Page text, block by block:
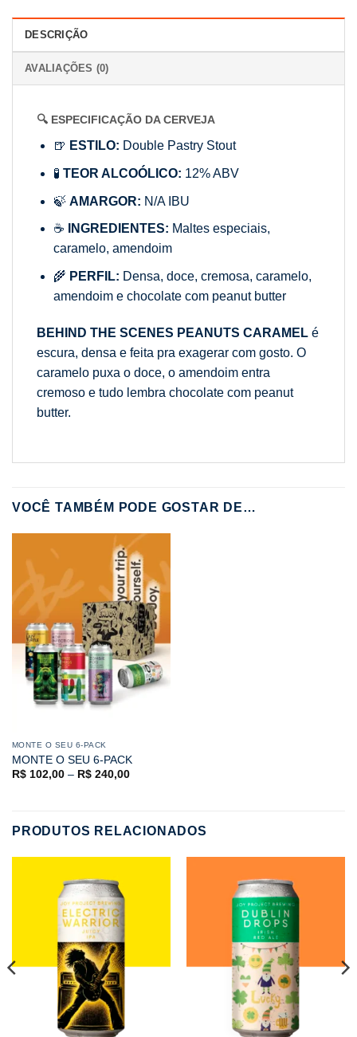
DESCRIÇÃO
AVALIAÇÕES (0)
🔍 ESPECIFICAÇÃO DA CERVEJA
🍺 ESTILO: Double Pastry Stout
🧪 TEOR ALCOÓLICO: 12% ABV
🍃 AMARGOR: N/A IBU
☕ INGREDIENTES: Maltes especiais,
caramelo, amendoim
🌾 PERFIL: Densa, doce, cremosa, caramelo,
amendoim e chocolate com peanut butter
BEHIND THE SCENES PEANUTS CARAMEL é
escura, densa e feita pra exagerar com gosto. O
caramelo puxa o doce, o amendoim entra
cremoso e tudo lembra chocolate com peanut
butter.
VOCÊ TAMBÉM PODE GOSTAR DE…
MONTE O SEU 6-PACK
MONTE O SEU 6-PACK
R$102,00– R$240,00
PRODUTOS RELACIONADOS